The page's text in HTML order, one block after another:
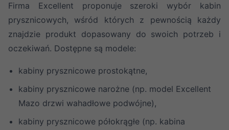
Firma Excellent proponuje szeroki wybór kabin
prysznicowych, wśród których z pewnością każdy
znajdzie produkt dopasowany do swoich potrzeb i
oczekiwań. Dostępne są modele:
kabiny prysznicowe prostokątne,
kabiny prysznicowe narożne (np. model Excellent
Mazo drzwi wahadłowe podwójne),
kabiny prysznicowe półokrągłe (np. kabina